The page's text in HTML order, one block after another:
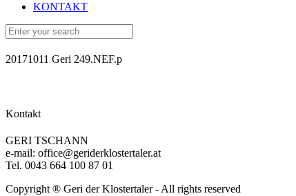
KONTAKT
20171011 Geri 249.NEF.p
Kontakt
GERI TSCHANN
e-mail: office@geriderklostertaler.at
Tel. 0043 664 100 87 01
Copyright ® Geri der Klostertaler - All rights reserved